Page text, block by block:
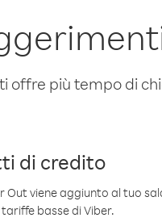
offre più tempo di
di credito
Out viene aggiunto al tuo
basse di Viber.